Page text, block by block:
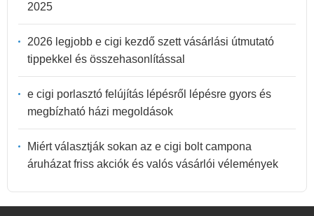
2025
2026 legjobb e cigi kezdő szett vásárlási útmutató
tippekkel és összehasonlítással
e cigi porlasztó felújítás lépésről lépésre gyors és
megbízható házi megoldások
Miért választják sokan az e cigi bolt campona
áruházat friss akciók és valós vásárlói vélemények